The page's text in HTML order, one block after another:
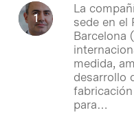
La
sede en el
Barcelona
medida,
desarrollo
para…